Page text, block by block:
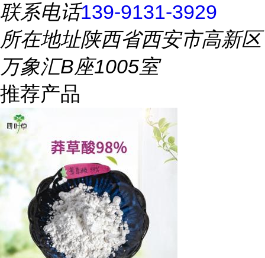
联系电话139-9131-3929
所在地址陕西省西安市高新区
万象汇B座1005室
推荐产品